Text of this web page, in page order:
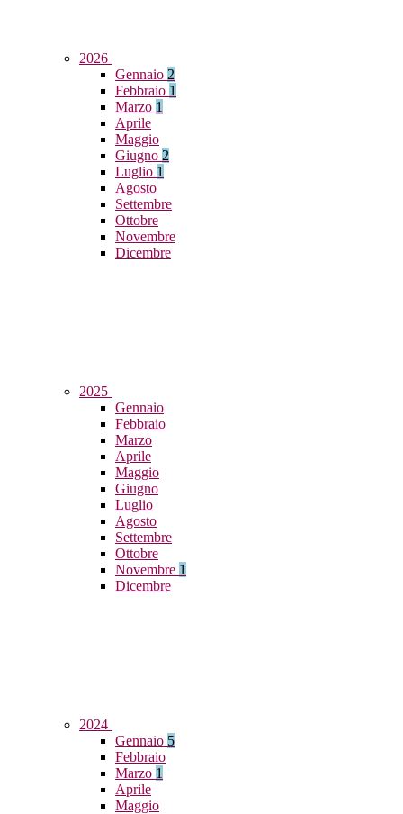
2026
Gennaio 2
Febbraio 1
Marzo 1
Aprile
Maggio
Giugno 2
Luglio 1
Agosto
Settembre
Ottobre
Novembre
Dicembre
2025
Gennaio
Febbraio
Marzo
Aprile
Maggio
Giugno
Luglio
Agosto
Settembre
Ottobre
Novembre 1
Dicembre
2024
Gennaio 5
Febbraio
Marzo 1
Aprile
Maggio